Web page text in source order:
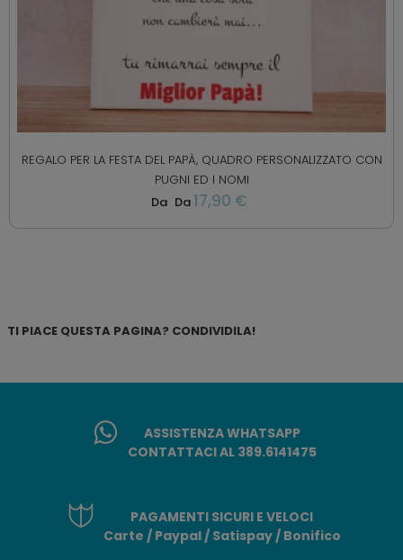
REGALO PER LA FESTA DEL PAPÀ, QUADRO PERSONALIZZATO CON
PUGNI ED I NOMI
Da Da17,90 €
TI PIACE QUESTA PAGINA? CONDIVIDILA!
ASSISTENZA WHATSAPP
CONTATTACI AL 389.6141475
PAGAMENTI SICURI E VELOCI
Carte / Paypal / Satispay / Bonifico